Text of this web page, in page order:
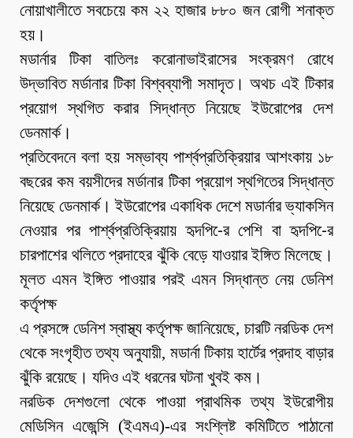
নোয়াখালীতে সবচেয়ে কম ২২ হাজার ৮৮০ জন রোগী শনাক্ত
হয়।
মডার্নার টিকা বাতিলঃ করোনাভাইরাসের সংক্রমণ রোধে
উদ্ভাবিত মর্ডানার টিকা বিশ্বব্যাপী সমাদৃত। অথচ এই টিকার
প্রয়োগ স্থগিত করার সিদ্ধান্ত নিয়েছে ইউরোপের দেশ
ডেনমার্ক।
প্রতিবেদনে বলা হয় সম্ভাব্য পার্শ্বপ্রতিক্রিয়ার আশংকায় ১৮
বছরের কম বয়সীদের মর্ডানার টিকা প্রয়োগ স্থগিতের সিদ্ধান্ত
নিয়েছে ডেনমার্ক। ইউরোপের একাধিক দেশে মডার্নার ভ্যাকসিন
নেওয়ার পর পার্শ্বপ্রতিক্রিয়ায় হৃদপি-ের পেশি বা হৃদপি-ের
চারপাশের থলিতে প্রদাহের ঝুঁকি বেড়ে যাওয়ার ইঙ্গিত মিলেছে।
মূলত এমন ইঙ্গিত পাওয়ার পরই এমন সিদ্ধান্ত নেয় ডেনিশ
কর্তৃপক্ষ
এ প্রসঙ্গে ডেনিশ স্বাস্থ্য কর্তৃপক্ষ জানিয়েছে, চারটি নরডিক দেশ
থেকে সংগৃহীত তথ্য অনুযায়ী, মডার্না টিকায় হার্টের প্রদাহ বাড়ার
ঝুঁকি রয়েছে। যদিও এই ধরনের ঘটনা খুবই কম।
নরডিক দেশগুলো থেকে পাওয়া প্রাথমিক তথ্য ইউরোপীয়
মেডিসিন এজেন্সি (ইএমএ)-এর সংশ্লিষ্ট কমিটিতে পাঠানো